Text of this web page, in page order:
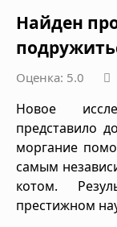
Найден
Оценка: 5.0
Новое
представило
моргание
самым
котом.
престижном